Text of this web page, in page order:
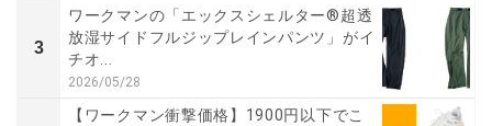
3
ワークマンの「エックスシェルター®超透
放湿サイドフルジップレインパンツ」がイ
チオ...
2026/05/28
【ワークマン衝撃価格】1900円以下でこ